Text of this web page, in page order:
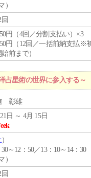
）
回
円（4回／分割支払い）×3
円（12回／一括前納支払※
前まで）
占星術の世界に参入する～
彰雄
日 ～ 4月 15日
）
30～12：50／13：10～14：30
）
回